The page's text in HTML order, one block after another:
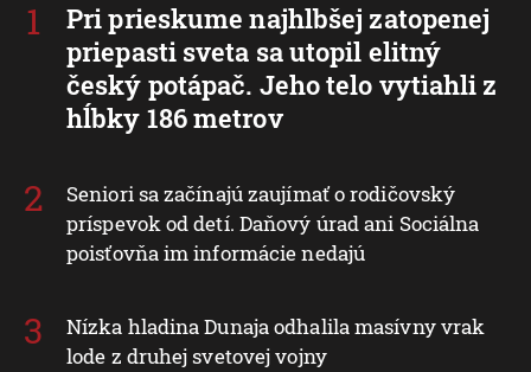
Pri prieskume najhlbšej zatopenej
priepasti sveta sa utopil elitný
český potápač. Jeho telo vytiahli z
hĺbky 186 metrov
Seniori sa začínajú zaujímať o rodičovský
príspevok od detí. Daňový úrad ani Sociálna
poisťovňa im informácie nedajú
Nízka hladina Dunaja odhalila masívny vrak
lode z druhej svetovej vojny